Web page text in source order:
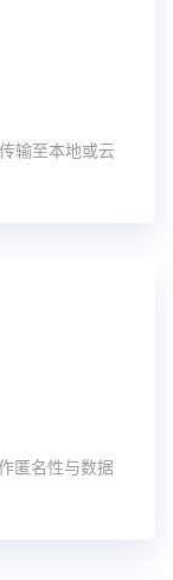
输至本地或云
匿名性与数据